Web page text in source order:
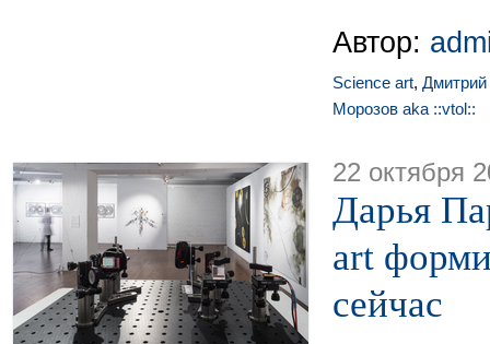
Автор:
Science art,
Морозов aka ::vtol::
22 октября
Дарья
art
сейчас